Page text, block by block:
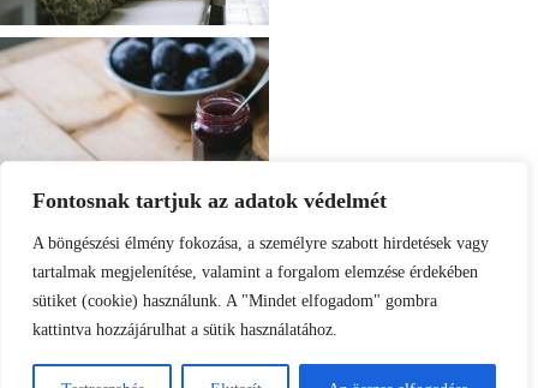
Fontosnak tartjuk az adatok védelmét
A böngészési élmény fokozása, a személyre szabott hirdetések vagy
tartalmak megjelenítése, valamint a forgalom elemzése érdekében
sütiket (cookie) használunk. A "Mindet elfogadom" gombra
kattintva hozzájárulhat a sütik használatához.